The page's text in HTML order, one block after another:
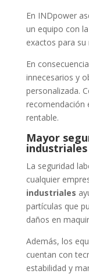
En INDpower
un equipo con
exactos para su
En
innecesarios y
personalizada.
recomendación
rentable.
Mayor
La seguridad
cualquier
industriales
partículas que
daños en
Además, los
cuentan con
estabilidad y